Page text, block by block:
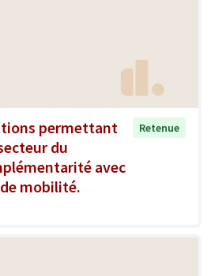
permettant
du
avec
mobilité.
Retenue